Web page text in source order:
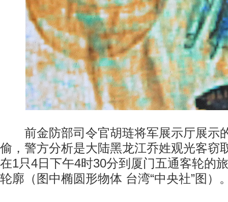
前金防部司令官胡琏将军展示厅展示的
偷，警方分析是大陆黑龙江乔姓观光客窃
在1只4日下午4时30分到厦门五通客轮的
轮廓（图中椭圆形物体 台湾“中央社”图）